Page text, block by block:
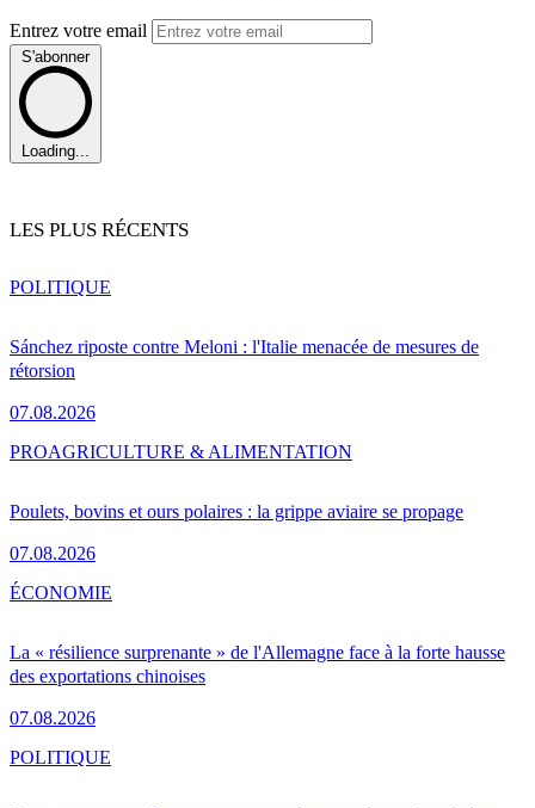
Entrez votre email
S'abonner
Loading...
LES PLUS RÉCENTS
Sánchez riposte contre Meloni : l'Italie menacée de mesures de
rétorsion
07.08.2026
POLITIQUE
Poulets, bovins et ours polaires : la grippe aviaire se propage
07.08.2026
PROAGRICULTURE & ALIMENTATION
La « résilience surprenante » de l'Allemagne face à la forte hausse
des exportations chinoises
07.08.2026
ÉCONOMIE
POLITIQUE